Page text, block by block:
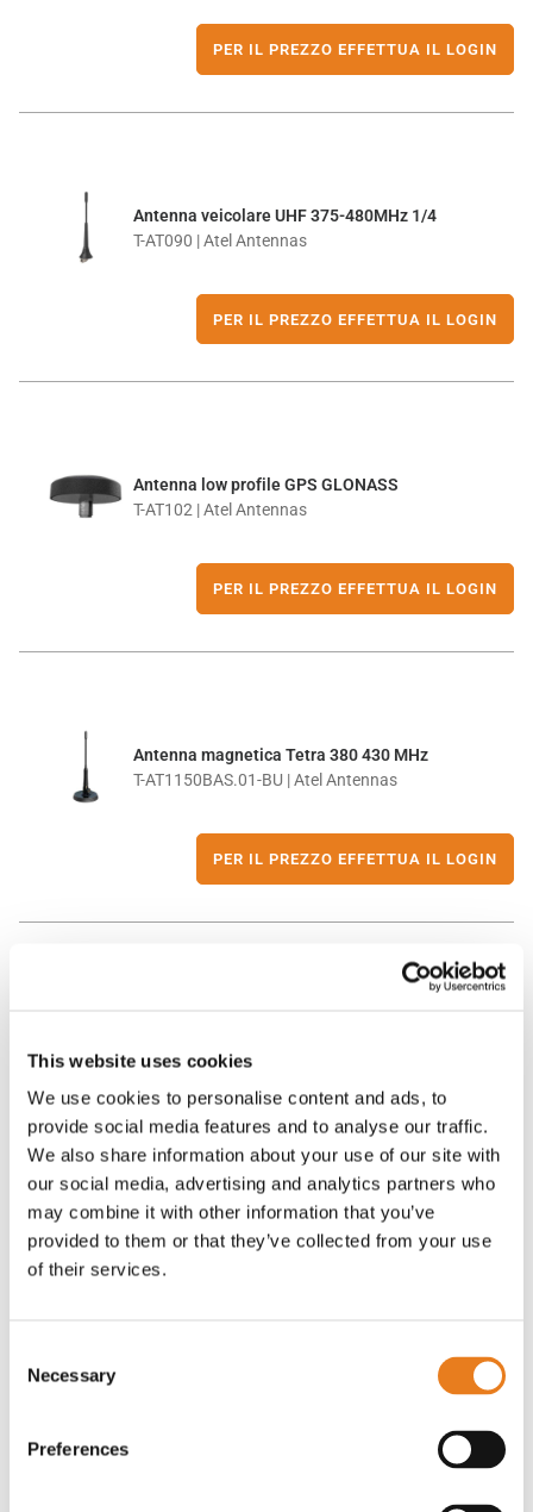
This website uses cookies
We use cookies to personalise content and ads, to
provide social media features and to analyse our traffic.
We also share information about your use of our site with
our social media, advertising and analytics partners who
may combine it with other information that you’ve
provided to them or that they’ve collected from your use
of their services.
Selection
Necessary
Preferences
PER IL PREZZO EFFETTUA IL LOGIN
Antenna veicolare UHF 375-480MHz 1/4
T-AT090 | Atel Antennas
PER IL PREZZO EFFETTUA IL LOGIN
Antenna low profile GPS GLONASS
T-AT102 | Atel Antennas
PER IL PREZZO EFFETTUA IL LOGIN
Antenna magnetica Tetra 380 430 MHz
T-AT1150BAS.01-BU | Atel Antennas
PER IL PREZZO EFFETTUA IL LOGIN
T-AT1151 | Atel Antennas
PER IL PREZZO EFFETTUA IL LOGIN
PER IL PREZZO EFFETTUA IL LOGIN